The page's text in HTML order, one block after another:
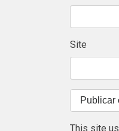
Site
This site